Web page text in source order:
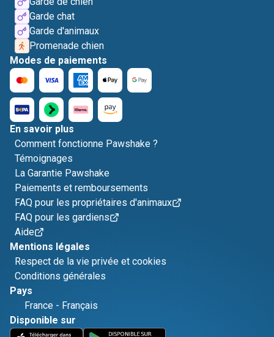
Garde chat
Garde d'animaux
Promenade chien
Modes de paiements
En savoir plus
Comment fonctionne Pawshake ?
Témoignages
La Garantie Pawshake
Paiements et remboursements
FAQ pour les propriétaires d'animaux
FAQ pour les gardiens
Aide
Mentions légales
Respect de la vie privée et cookies
Conditions générales
Pays
France - Français
Disponible sur